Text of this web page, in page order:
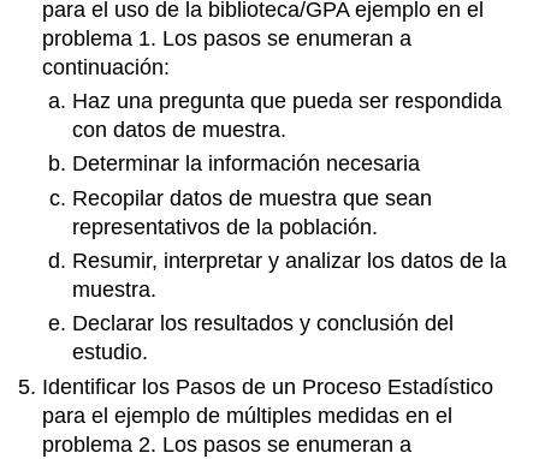
para el uso de la biblioteca/GPA ejemplo en el
problema 1. Los pasos se enumeran a
continuación:
Haz una pregunta que pueda ser respondida
con datos de muestra.
Determinar la información necesaria
Recopilar datos de muestra que sean
representativos de la población.
Resumir, interpretar y analizar los datos de la
muestra.
Declarar los resultados y conclusión del
estudio.
Identificar los Pasos de un Proceso Estadístico
para el ejemplo de múltiples medidas en el
problema 2. Los pasos se enumeran a